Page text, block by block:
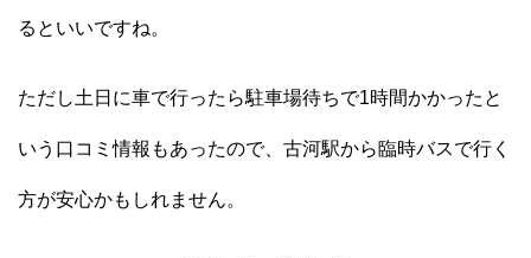
るといいですね。
ただし土日に車で行ったら駐車場待ちで1時間かかったと
いう口コミ情報もあったので、古河駅から臨時バスで行く
方が安心かもしれません。